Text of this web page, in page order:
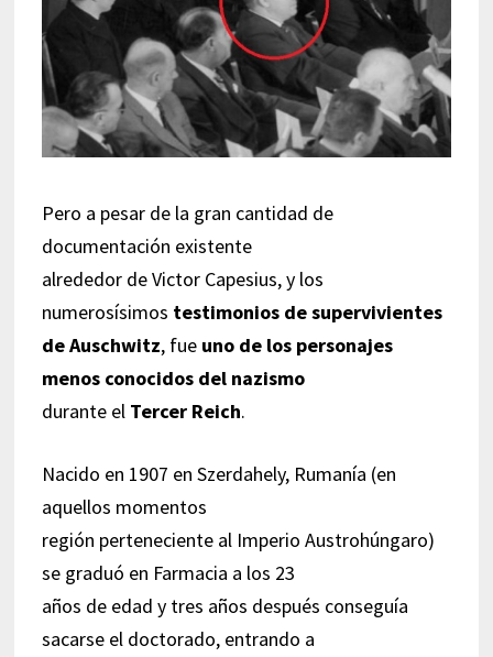
Pero a pesar de la gran cantidad de
documentación existente
alrededor de Victor Capesius, y los
numerosísimos testimonios de supervivientes
de Auschwitz, fue uno de los personajes
menos conocidos del nazismo
durante el Tercer Reich.
Nacido en 1907 en Szerdahely, Rumanía (en
aquellos momentos
región perteneciente al Imperio Austrohúngaro)
se graduó en Farmacia a los 23
años de edad y tres años después conseguía
sacarse el doctorado, entrando a